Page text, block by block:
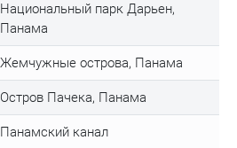
Национальный парк Дарьен,
Панама
Жемчужные острова, Панама
Остров Пачека, Панама
Панамский канал